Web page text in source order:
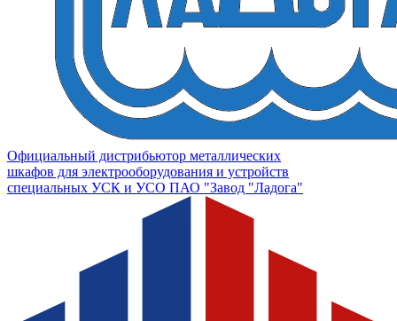
Официальный дистрибьютор металлических
шкафов для электрооборудования и устройств
специальных УСК и УСО ПАО "Завод "Ладога"